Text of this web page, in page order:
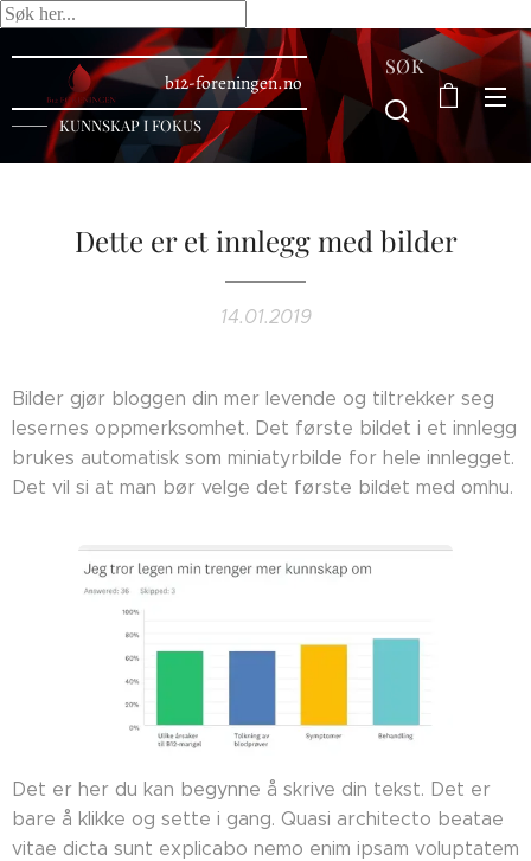
b12-foreningen.no
KUNNSKAP I FOKUS
SØK
Dette er et innlegg med bilder
14.01.2019
Bilder gjør bloggen din mer levende og tiltrekker seg
lesernes oppmerksomhet. Det første bildet i et innlegg
brukes automatisk som miniatyrbilde for hele innlegget.
Det vil si at man bør velge det første bildet med omhu.
Det er her du kan begynne å skrive din tekst. Det er
bare å klikke og sette i gang. Quasi architecto beatae
vitae dicta sunt explicabo nemo enim ipsam voluptatem